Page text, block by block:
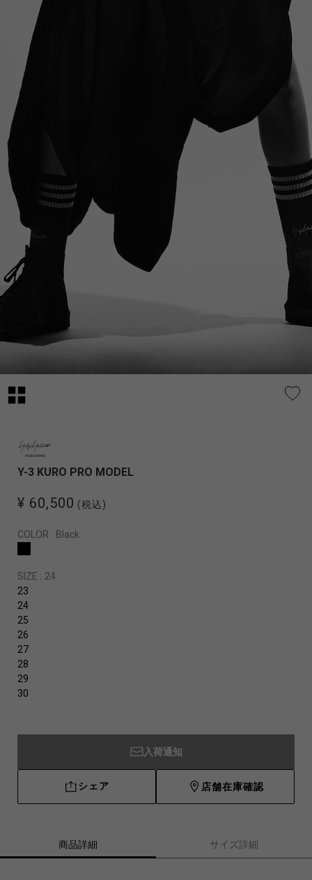
Y-3 KURO PRO MODEL
¥ 60,500 (税込)
COLOR : Black
SIZE : 24
23
24
25
26
27
28
29
30
入荷通知
シェア 店舗在庫確認
商品詳細 サイズ詳細